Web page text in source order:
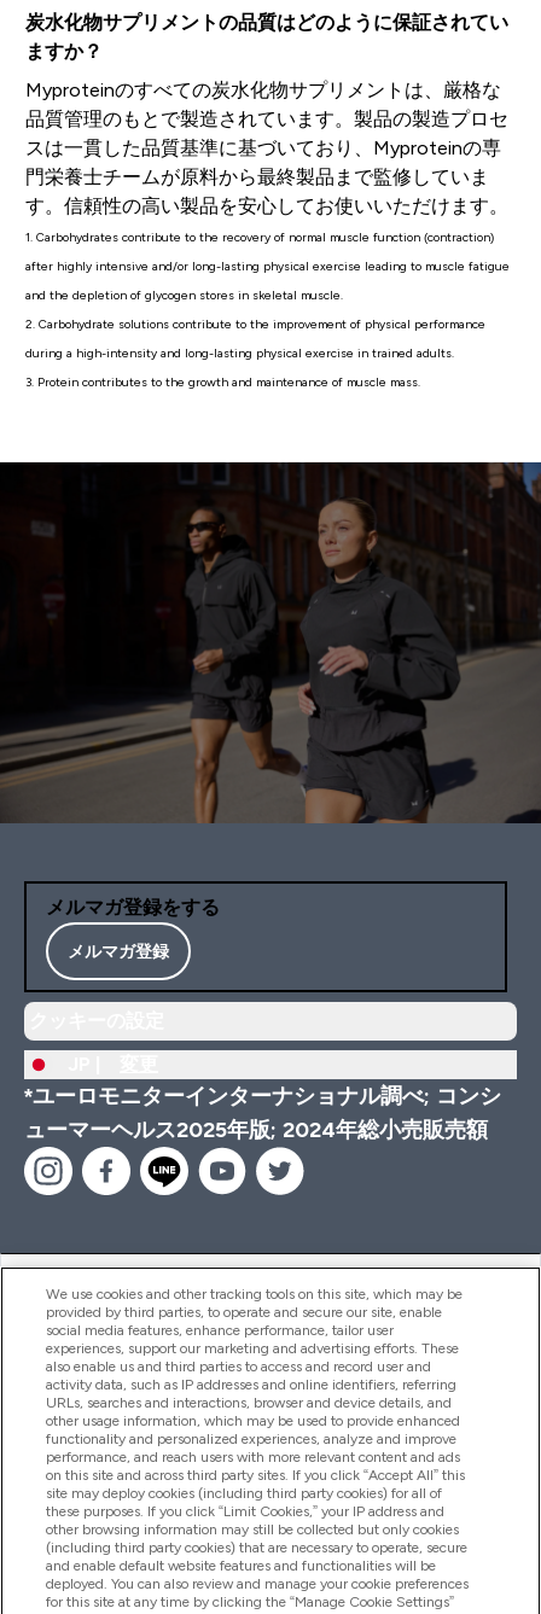
炭水化物サプリメントの品質はどのように保証されてい
ますか？
Myproteinのすべての炭水化物サプリメントは、厳格な
品質管理のもとで製造されています。製品の製造プロセ
スは一貫した品質基準に基づいており、Myproteinの専
門栄養士チームが原料から最終製品まで監修していま
す。信頼性の高い製品を安心してお使いいただけます。
1. Carbohydrates contribute to the recovery of normal muscle function (contraction)
after highly intensive and/or long-lasting physical exercise leading to muscle fatigue
and the depletion of glycogen stores in skeletal muscle.
2. Carbohydrate solutions contribute to the improvement of physical performance
during a high-intensity and long-lasting physical exercise in trained adults.
3. Protein contributes to the growth and maintenance of muscle mass.
メルマガ登録をする
メルマガ登録
*ユーロモニターインターナショナル調べ; コンシ
ューマーヘルス2025年版; 2024年総小売販売額
ヘルプ＆ガイド
商品について
会社概要
特典＆ポイント
We use cookies and other tracking tools on this site, which may be
provided by third parties, to operate and secure our site, enable
social media features, enhance performance, tailor user
experiences, support our marketing and advertising efforts. These
also enable us and third parties to access and record user and
activity data, such as IP addresses and online identifiers, referring
URLs, searches and interactions, browser and device details, and
other usage information, which may be used to provide enhanced
functionality and personalized experiences, analyze and improve
performance, and reach users with more relevant content and ads
on this site and across third party sites. If you click “Accept All” this
site may deploy cookies (including third party cookies) for all of
these purposes. If you click “Limit Cookies,” your IP address and
other browsing information may still be collected but only cookies
(including third party cookies) that are necessary to operate, secure
and enable default website features and functionalities will be
deployed. You can also review and manage your cookie preferences
for this site at any time by clicking the “Manage Cookie Settings”